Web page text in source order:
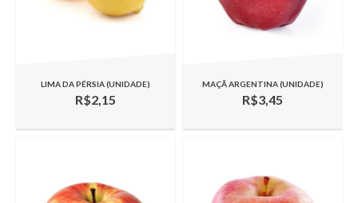
LIMA DA PÉRSIA (UNIDADE)
R$2,15
MAÇÃ ARGENTINA (UNIDADE)
R$3,45